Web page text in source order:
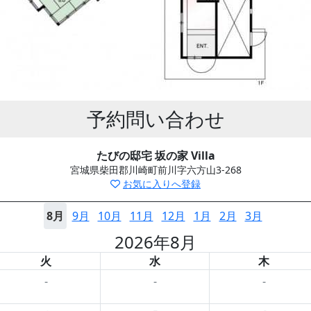
予約問い合わせ
たびの邸宅 坂の家 Villa
宮城県柴田郡川崎町前川字六方山3-268
お気に入りへ登録
8月 9月 10月 11月 12月 1月 2月 3月
2026年8月
火 水 木
- - -